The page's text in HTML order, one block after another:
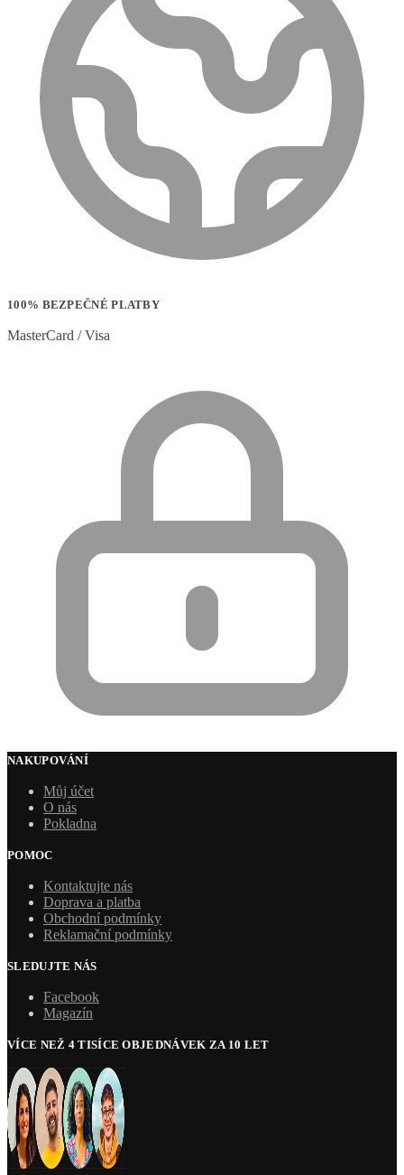
100% BEZPEČNÉ PLATBY
MasterCard / Visa
NAKUPOVÁNÍ
Můj účet
O nás
Pokladna
POMOC
Kontaktujte nás
Doprava a platba
Obchodní podmínky
Reklamační podmínky
SLEDUJTE NÁS
Facebook
Magazín
VÍCE NEŽ 4 TISÍCE OBJEDNÁVEK ZA 10 LET